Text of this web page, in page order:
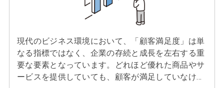
商品やサービスの価値を伝えながら購入へと導く必
要があります。そのため、接客経験者が販売に挑戦
ることが少なくありません。これらを踏まえ接客と
販売の違いについて次の通り整理していきます。今
回は目的とスタンスにフォーカスします。 ① 目的■
接客の目的・お客様満足度の向上や信頼関係の構築
登録している社員が、派遣先の指揮命令を受けて労
働に従事する仕組みです。派遣社員の雇用関係は派
の会社で行います。そのため、企業側は管理の手間
を抑えつつ、必要なスキルを短期間で活用できるの
が大きな特徴です。 人材派遣の利点 ① 必要な期
間だけ柔軟に人材を確保できる 繁忙期などの業務量
現代のビジネス環境において、「顧客満足度」は単
なる指標ではなく、企業の存続と成長を左右する重
要な要素となっています。どれほど優れた商品やサ
ービスを提供していても、顧客が満足していなけれ